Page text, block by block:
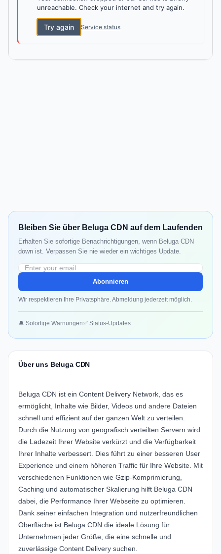
unreachable. Check your internet and try again.
Try again Service status
Bleiben Sie über Beluga CDN auf dem Laufenden
Erhalten Sie sofortige Benachrichtigungen, wenn Beluga CDN
down ist. Verpassen Sie nie wieder ein wichtiges Update.
Abonnieren
Wir respektieren Ihre Privatsphäre. Abmeldung jederzeit möglich.
🔔 Sofortige Warnungen✅ Status-Updates
Über uns Beluga CDN
Beluga CDN ist ein Content Delivery Network, das es
ermöglicht, Inhalte wie Bilder, Videos und andere Dateien
schnell und effizient auf der ganzen Welt zu verteilen.
Durch die Nutzung von geografisch verteilten Servern wird
die Ladezeit Ihrer Website verkürzt und die Verfügbarkeit
Ihrer Inhalte verbessert. Dies führt zu einer besseren User
Experience und einem höheren Traffic für Ihre Website. Mit
verschiedenen Funktionen wie Gzip-Komprimierung,
Caching und automatischer Skalierung hilft Beluga CDN
dabei, die Performance Ihrer Webseite zu optimieren.
Dank seiner einfachen Integration und nutzerfreundlichen
Oberfläche ist Beluga CDN die ideale Lösung für
Unternehmen jeder Größe, die eine schnelle und
zuverlässige Content Delivery suchen.